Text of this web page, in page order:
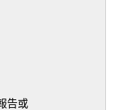
告或